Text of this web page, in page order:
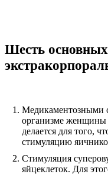
Шесть основных
Медикаментозными
организме женщины
делается для того,
стимуляцию
Стимуляция
яйцеклеток. Для